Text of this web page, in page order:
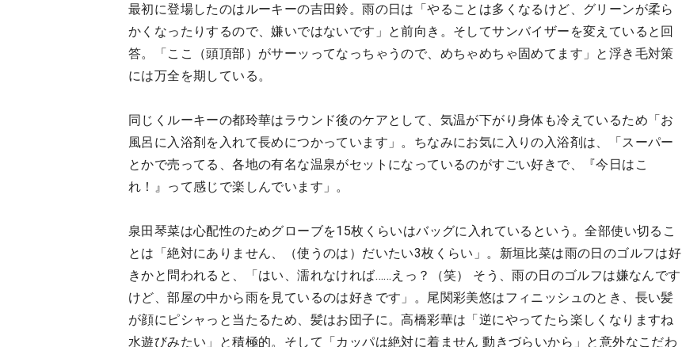
最初に登場したのはルーキーの吉田鈴。雨の日は「やることは多くなるけど、グリーンが柔ら
かくなったりするので、嫌いではないです」と前向き。そしてサンバイザーを変えていると回
答。「ここ（頭頂部）がサーッってなっちゃうので、めちゃめちゃ固めてます」と浮き毛対策
には万全を期している。
同じくルーキーの都玲華はラウンド後のケアとして、気温が下がり身体も冷えているため「お
風呂に入浴剤を入れて長めにつかっています」。ちなみにお気に入りの入浴剤は、「スーパー
とかで売ってる、各地の有名な温泉がセットになっているのがすごい好きで、『今日はこ
れ！』って感じで楽しんでいます」。
泉田琴菜は心配性のためグローブを15枚くらいはバッグに入れているという。全部使い切るこ
とは「絶対にありません、（使うのは）だいたい3枚くらい」。新垣比菜は雨の日のゴルフは好
きかと問われると、「はい、濡れなければ……えっ？（笑） そう、雨の日のゴルフは嫌なんです
けど、部屋の中から雨を見ているのは好きです」。尾関彩美悠はフィニッシュのとき、長い髪
が顔にピシャっと当たるため、髪はお団子に。高橋彩華は「逆にやってたら楽しくなりますね
水遊びみたい」と積極的。そして「カッパは絶対に着ません 動きづらいから」と意外なこだわ